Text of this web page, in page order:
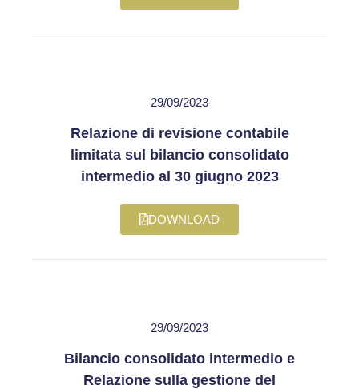
29/09/2023
Relazione di revisione contabile
limitata sul bilancio consolidato
intermedio al 30 giugno 2023
DOWNLOAD
29/09/2023
Bilancio consolidato intermedio e
Relazione sulla gestione del